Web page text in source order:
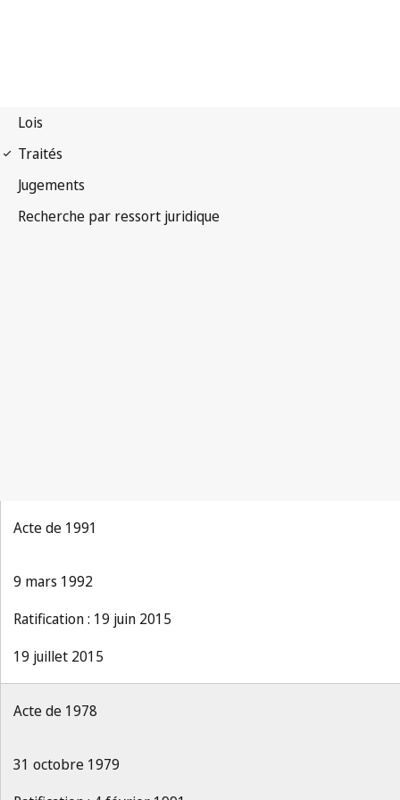
Acte de 1991
9 mars 1992
Ratification : 19 juin 2015
19 juillet 2015
Acte de 1978
31 octobre 1979